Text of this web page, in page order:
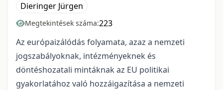
Dieringer Jürgen
Megtekintések száma:223
Az európaizálódás folyamata, azaz a nemzeti
jogszabályoknak, intézményeknek és
döntéshozatali mintáknak az EU politikai
gyakorlatához való hozzáigazítása a nemzeti